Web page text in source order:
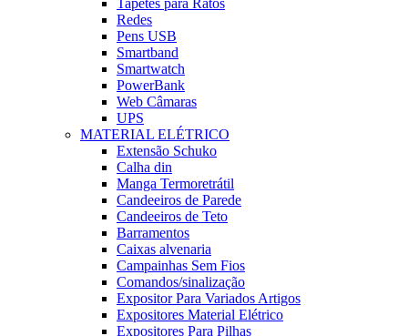
Redes
Pens USB
Smartband
Smartwatch
PowerBank
Web Câmaras
UPS
MATERIAL ELÉTRICO
Extensão Schuko
Calha din
Manga Termoretrátil
Candeeiros de Parede
Candeeiros de Teto
Barramentos
Caixas alvenaria
Campainhas Sem Fios
Comandos/sinalização
Expositor Para Variados Artigos
Expositores Material Elétrico
Expositores Para Pilhas